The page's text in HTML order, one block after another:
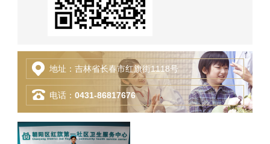
地址：吉林省长春市红旗街1118号
电话：0431-86817676